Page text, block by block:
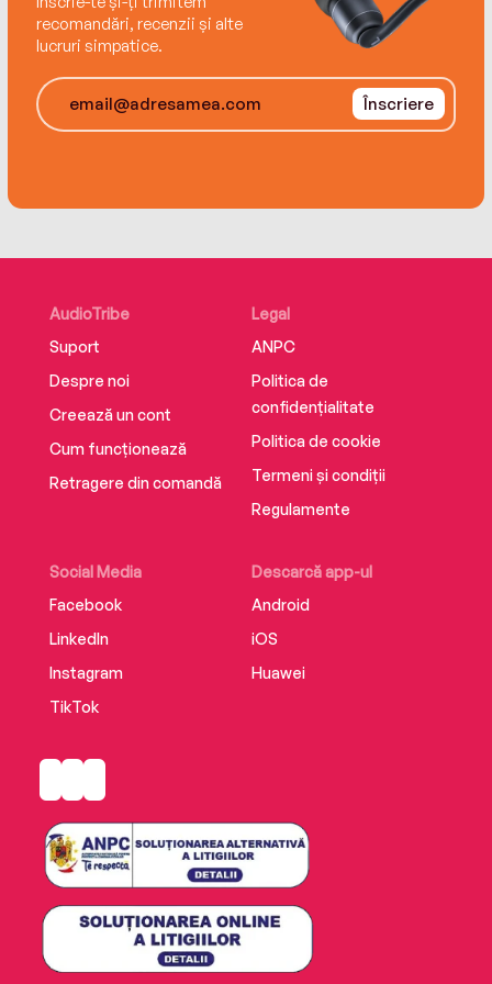
recomandări, recenzii și alte
lucruri simpatice.
Înscriere
AudioTribe
Suport
Despre noi
Creează un cont
Cum funcționează
Retragere din comandă
Social Media
Facebook
LinkedIn
Instagram
TikTok
Descarcă app-ul
Android
iOS
Huawei
Legal
ANPC
Politica de
confidențialitate
Politica de cookie
Termeni și condiții
Regulamente